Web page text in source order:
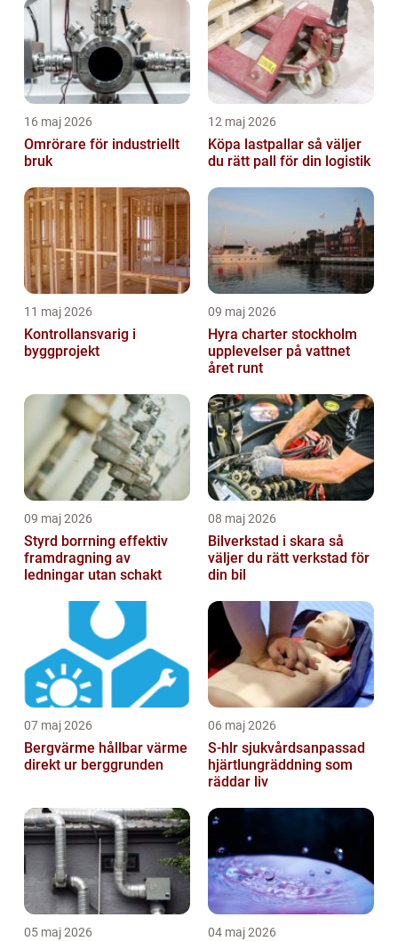
16 maj 2026
Omrörare för industriellt
bruk
12 maj 2026
Köpa lastpallar så väljer
du rätt pall för din logistik
11 maj 2026
Kontrollansvarig i
byggprojekt
09 maj 2026
Hyra charter stockholm
upplevelser på vattnet
året runt
09 maj 2026
Styrd borrning effektiv
framdragning av
ledningar utan schakt
08 maj 2026
Bilverkstad i skara så
väljer du rätt verkstad för
din bil
07 maj 2026
Bergvärme hållbar värme
direkt ur berggrunden
06 maj 2026
S-hlr sjukvårdsanpassad
hjärtlungräddning som
räddar liv
05 maj 2026 04 maj 2026